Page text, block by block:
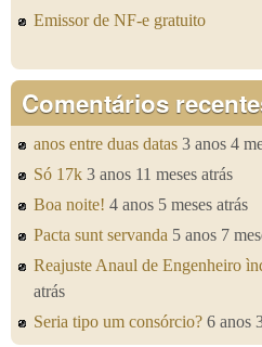
Emissor de NF-e gratuito
Comentários
anos entre duas datas 3 anos 4
Só 17k 3 anos 11 meses atrás
Boa noite! 4 anos 5 meses atrás
Pacta sunt servanda 5 anos 7
Reajuste Anaul de Engenheiro
atrás
Seria tipo um consórcio? 6 anos